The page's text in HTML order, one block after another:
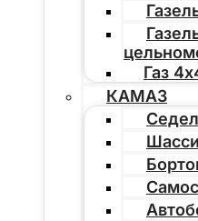
Газ
КАМАЗ
Шасси